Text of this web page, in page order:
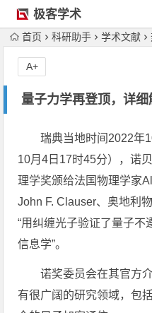
极客学术
首页 科研助手 学术文献
量子力学再登顶，详
A+
瑞典当地时间2022年
10月4日17时45分），诺
理学奖颁给法国物理学家
John F. Clauser、奥地利
“用纠缠光子验证了量子
信息学”。
诺奖委员会在其官方
有很广阔的研究领域，包